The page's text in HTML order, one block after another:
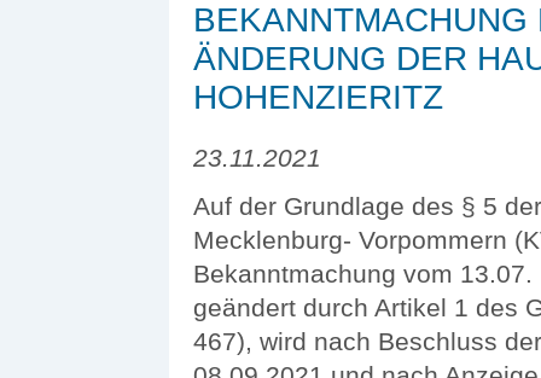
ÄNDERUNG DER
HOHENZIERITZ
23.11.2021
Auf der Grundlage des § 5
Mecklenburg- Vorpommern
Bekanntmachung vom
geändert durch Artikel 1 des
467), wird nach Beschluss